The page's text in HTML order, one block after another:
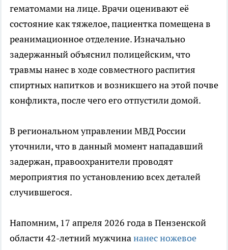
гематомами на лице. Врачи оценивают её
состояние как тяжелое, пациентка помещена в
реанимационное отделение. Изначально
задержанный объяснил полицейским, что
травмы нанес в ходе совместного распития
спиртных напитков и возникшего на этой почве
конфликта, после чего его отпустили домой.
В региональном управлении МВД России
уточнили, что в данный момент нападавший
задержан, правоохранители проводят
мероприятия по установлению всех деталей
случившегося.
Напомним, 17 апреля 2026 года в Пензенской
области 42-летний мужчинананес ножевое